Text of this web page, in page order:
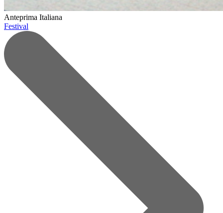
Anteprima Italiana
Festival